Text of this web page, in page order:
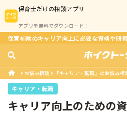
保育士だけの相談アプリ
アプリを無料でダウンロード！
保育補助のキャリア向上に必要な資格や研
お悩み相談 「キャリア・転職」のお悩み相
キャリア・転職
キャリア向上のための